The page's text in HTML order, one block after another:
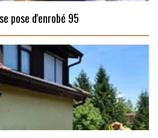
pose d'enrobé 95